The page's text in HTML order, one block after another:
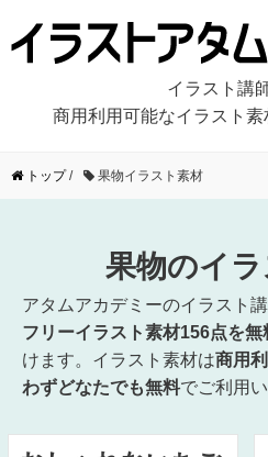
イラスト講
商用利用可能なイラスト
トップ/ 果物イラスト素材
果物のイ
アタムアカデミーのイラスト
フリーイラスト素材156点を
けます。イラスト素材は商用
わずどなたでも無料でご利用